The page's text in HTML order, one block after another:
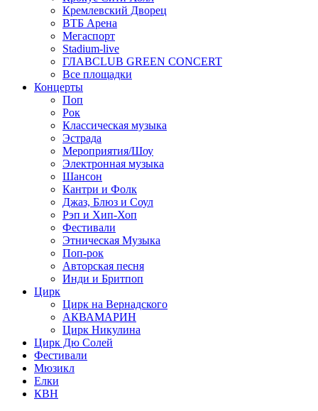
Кремлевский Дворец
ВТБ Арена
Мегаспорт
Stadium-live
ГЛАВCLUB GREEN CONCERT
Все площадки
Концерты
Поп
Рок
Классическая музыка
Эстрада
Мероприятия/Шоу
Электронная музыка
Шансон
Кантри и Фолк
Джаз, Блюз и Соул
Рэп и Хип-Хоп
Фестивали
Этническая Музыка
Поп-рок
Авторская песня
Инди и Бритпоп
Цирк
Цирк на Вернадского
АКВАМАРИН
Цирк Никулина
Цирк Дю Солей
Фестивали
Мюзикл
Елки
КВН